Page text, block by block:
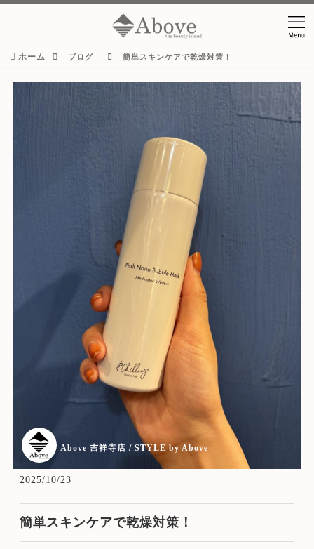
ホーム ブログ 簡単スキンケアで乾燥対策！
Above 吉祥寺店 / STYLE by Above
2025/10/23
簡単スキンケアで乾燥対策！